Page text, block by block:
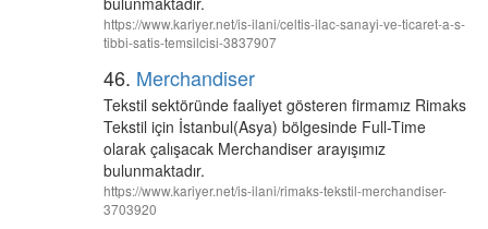
https://www.kariyer.net/is-ilani/celtis-ilac-sanayi-ve-ticaret-a-s-
tibbi-satis-temsilcisi-3837907
46. Merchandiser
Tekstil sektöründe faaliyet gösteren firmamız Rimaks
Tekstil için İstanbul(Asya) bölgesinde Full-Time
olarak çalışacak Merchandiser arayışımız
bulunmaktadır.
https://www.kariyer.net/is-ilani/rimaks-tekstil-merchandiser-
3703920